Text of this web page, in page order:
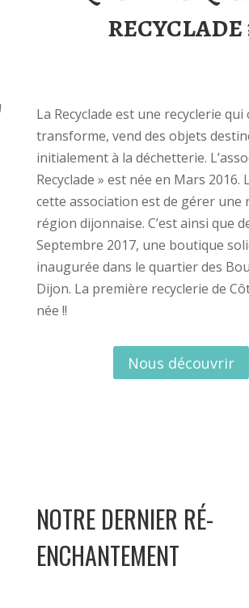
RECYCLADE
La Recyclade est une recyclerie qui
transforme, vend des objets
initialement à la déchetterie.
Recyclade » est née en Mars 2016.
cette association est de gérer une
région dijonnaise. C’est ainsi que
Septembre 2017, une boutique
inaugurée dans le quartier des
Dijon. La première recyclerie de
née !!
Nous découvrir
NOTRE DERNIER RÉ-
ENCHANTEMENT